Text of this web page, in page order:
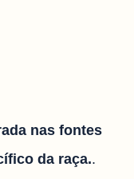
nas fontes
da raça..